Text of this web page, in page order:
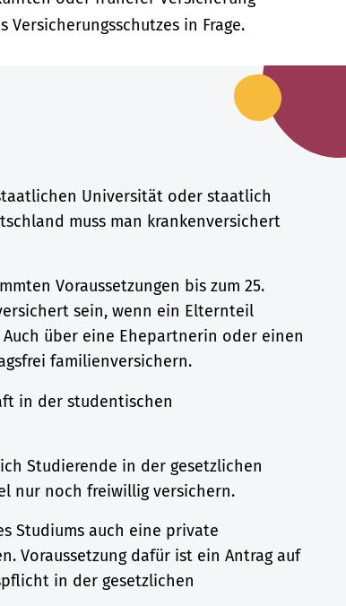
in Frage.
Universität oder staatlich
muss man krankenversichert
Voraussetzungen bis zum 25.
sein, wenn ein Elternteil
über eine Ehepartnerin oder einen
familienversichern.
in der studentischen
Studierende in der gesetzlichen
nur noch freiwillig versichern.
Studiums auch eine private
Voraussetzung dafür ist ein Antrag auf
in der gesetzlichen